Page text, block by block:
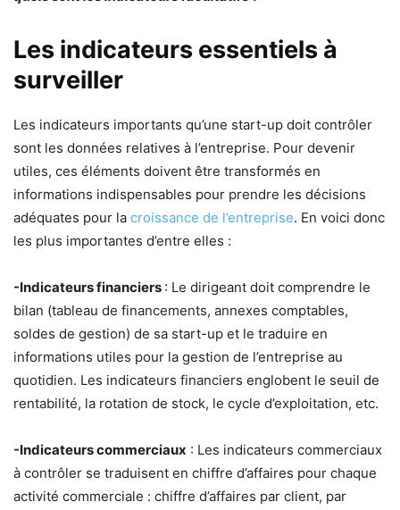
Les indicateurs essentiels à
surveiller
Les indicateurs importants qu’une start-up doit contrôler
sont les données relatives à l’entreprise. Pour devenir
utiles, ces éléments doivent être transformés en
informations indispensables pour prendre les décisions
adéquates pour la croissance de l’entreprise. En voici donc
les plus importantes d’entre elles :
-Indicateurs financiers : Le dirigeant doit comprendre le
bilan (tableau de financements, annexes comptables,
soldes de gestion) de sa start-up et le traduire en
informations utiles pour la gestion de l’entreprise au
quotidien. Les indicateurs financiers englobent le seuil de
rentabilité, la rotation de stock, le cycle d’exploitation, etc.
-Indicateurs commerciaux : Les indicateurs commerciaux
à contrôler se traduisent en chiffre d’affaires pour chaque
activité commerciale : chiffre d’affaires par client, par